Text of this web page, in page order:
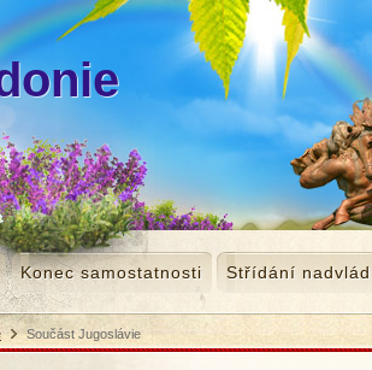
Konec samostatnosti Střídání nadvlád
> >
Součást Jugoslávie